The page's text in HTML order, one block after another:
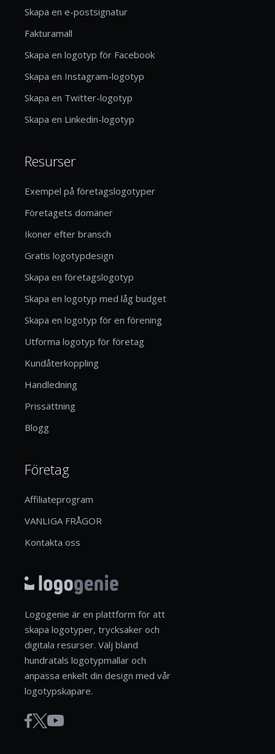
Skapa en e-postsignatur
Fakturamall
Skapa en logotyp för Facebook
Skapa en Instagram-logotyp
Skapa en Twitter-logotyp
Skapa en Linkedin-logotyp
Resurser
Exempel på företagslogotyper
Företagets domäner
Ikoner efter bransch
Gratis logotypdesign
Skapa en företagslogotyp
Skapa en logotyp med låg budget
Skapa en logotyp för en förening
Utforma logotyp för företag
Kundåterkoppling
Handledning
Prissättning
Blogg
Företag
Affiliateprogram
VANLIGA FRÅGOR
Kontakta oss
Logogenie är en plattform för att
skapa logotyper, trycksaker och
digitala resurser. Välj bland
hundratals logotypmallar och
anpassa enkelt din design med vår
logotypskapare.